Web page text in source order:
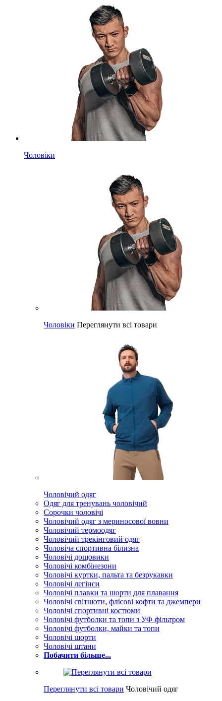
Чоловіки
Чоловіки Переглянути всі товари
Чоловічий одяг
Одяг для тренувань чоловічий
Сорочки чоловічі
Чоловічий одяг з мериносової вовни
Чоловічий термоодяг
Чоловічий трекінговий одяг
Чоловіча спортивна білизна
Чоловічі дощовики
Чоловічі комбінезони
Чоловічі куртки, пальта та безрукавки
Чоловічі легінси
Чоловічі плавки та шорти для плавання
Чоловічі світшоти, флісові кофти та джемпери
Чоловічі спортивні костюми
Чоловічі футболки та топи з УФ фільтром
Чоловічі футболки, майки та топи
Чоловічі шорти
Чоловічі штани
Побачити більше...
Переглянути всі товари Чоловічий одяг